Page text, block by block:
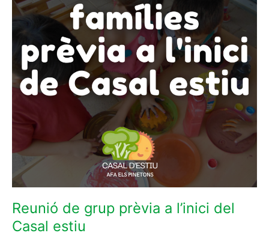
Reunió de grup prèvia a l’inici del
Casal estiu